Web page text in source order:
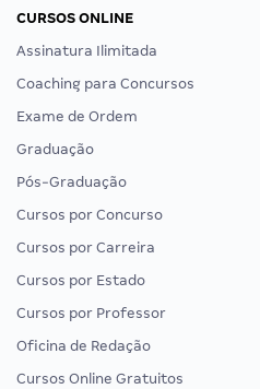
CURSOS ONLINE
Assinatura Ilimitada
Coaching para Concursos
Exame de Ordem
Graduação
Pós-Graduação
Cursos por Concurso
Cursos por Carreira
Cursos por Estado
Cursos por Professor
Oficina de Redação
Cursos Online Gratuitos